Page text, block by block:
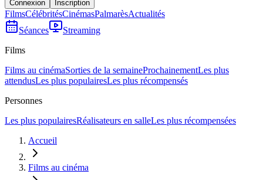
Connexion Inscription
FilmsCélébritésCinémasPalmarèsActualités
Séances
Streaming
Films
Films au cinémaSorties de la semaineProchainementLes plus
attendusLes plus populairesLes plus récompensés
Personnes
Les plus populairesRéalisateurs en salleLes plus récompensées
Accueil
Films au cinéma